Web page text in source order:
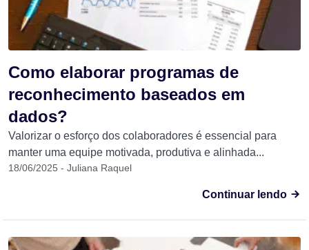
Como elaborar programas de
reconhecimento baseados em
dados?
Valorizar o esforço dos colaboradores é essencial para
manter uma equipe motivada, produtiva e alinhada...
18/06/2025 - Juliana Raquel
Continuar lendo